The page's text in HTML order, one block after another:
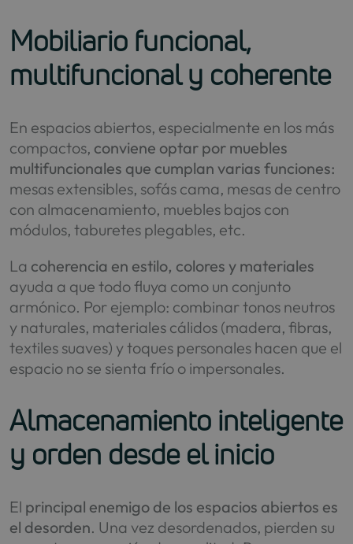
Mobiliario funcional,
multifuncional y coherente
En espacios abiertos, especialmente en los más
compactos, conviene optar por muebles
multifuncionales que cumplan varias funciones:
mesas extensibles, sofás cama, mesas de centro
con almacenamiento, muebles bajos con
módulos, taburetes plegables, etc.
La coherencia en estilo, colores y materiales
ayuda a que todo fluya como un conjunto
armónico. Por ejemplo: combinar tonos neutros
y naturales, materiales cálidos (madera, fibras,
textiles suaves) y toques personales hacen que el
espacio no se sienta frío o impersonales.
Almacenamiento inteligente
y orden desde el inicio
El principal enemigo de los espacios abiertos es
el desorden. Una vez desordenados, pierden su